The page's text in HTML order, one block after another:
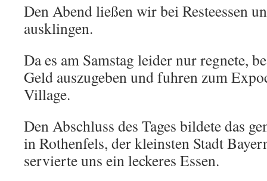
Den Abend ließen wir bei Resteessen
ausklingen.
Da es am Samstag leider nur regnete,
Geld auszugeben und fuhren zum
Village.
Den Abschluss des Tages bildete das
in Rothenfels, der kleinsten Stadt
servierte uns ein leckeres Essen.